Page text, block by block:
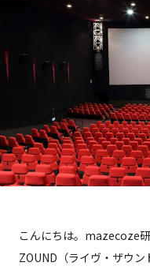
こんにちは。mazecoze
ZOUND（ライヴ・ザウ